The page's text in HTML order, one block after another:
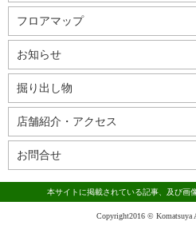
フロアマップ
お知らせ
掘り出し物
店舗紹介・アクセス
お問合せ
本サイトに掲載されている記事、及び画
Copyright2016 © Komatsuya